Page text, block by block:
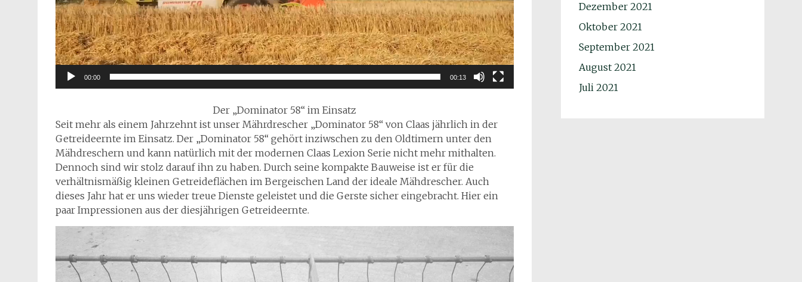
00:00 00:13
Der „Dominator 58“ im Einsatz
Seit mehr als einem Jahrzehnt ist unser Mährdrescher „Dominator 58“ von Claas jährlich in der
Getreideernte im Einsatz. Der „Dominator 58“ gehört inziwschen zu den Oldtimern unter den
Mähdreschern und kann natürlich mit der modernen Claas Lexion Serie nicht mehr mithalten.
Dennoch sind wir stolz darauf ihn zu haben. Durch seine kompakte Bauweise ist er für die
verhältnismäßig kleinen Getreideflächen im Bergeischen Land der ideale Mähdrescher. Auch
dieses Jahr hat er uns wieder treue Dienste geleistet und die Gerste sicher eingebracht. Hier ein
paar Impressionen aus der diesjährigen Getreideernte.
Dezember 2021
Oktober 2021
September 2021
August 2021
Juli 2021